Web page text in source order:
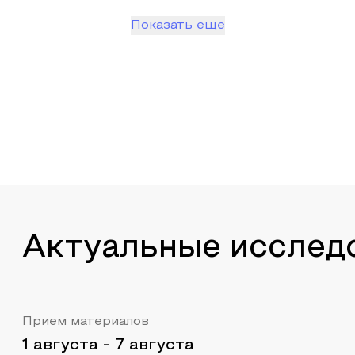
Показать еще
Актуальные
Прием материалов
1 августа - 7 августа